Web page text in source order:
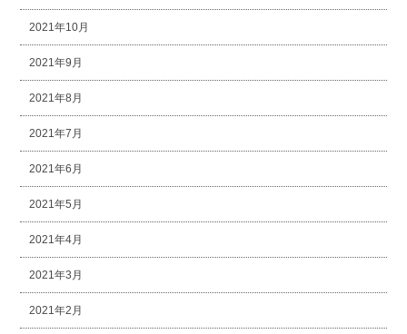
2021年10月
2021年9月
2021年8月
2021年7月
2021年6月
2021年5月
2021年4月
2021年3月
2021年2月